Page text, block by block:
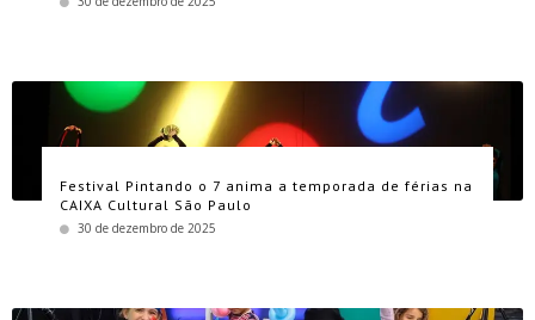
Festival Pintando o 7 anima a temporada de férias na
CAIXA Cultural São Paulo
30 de dezembro de 2025